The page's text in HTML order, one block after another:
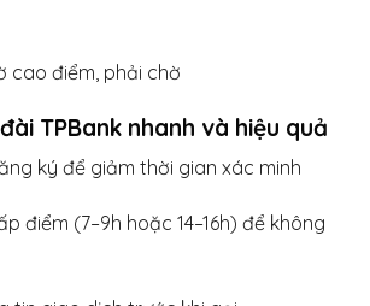
cao điểm, phải chờ
TPBank nhanh và hiệu quả
ký để giảm thời gian xác minh
điểm (7–9h hoặc 14–16h) để không